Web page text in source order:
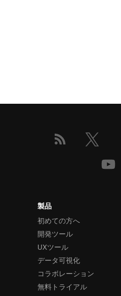
製品
初めての方へ
開発ツール
UXツール
データ可視化
コラボレーション
無料トライアル